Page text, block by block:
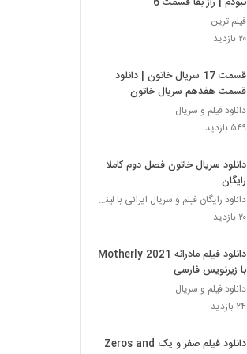
فیلم ترین
۲۰ بازدید
قسمت 17 سریال خاتون | دانلود
قسمت هفدهم سریال خاتون
دانلود فیلم و سریال
۵۴۹ بازدید
دانلود سریال خاتون فصل دوم کاملا
رایگان
دانلود رایگان فیلم و سریال ایرانی با لینک مستقیم
۲۰ بازدید
دانلود فیلم مادرانه Motherly 2021
با زیرنویس فارسی
دانلود فیلم و سریال
۲۴ بازدید
دانلود فیلم صفر و یک Zeros and